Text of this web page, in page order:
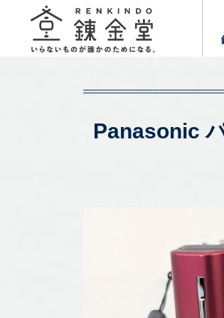
Panasonic